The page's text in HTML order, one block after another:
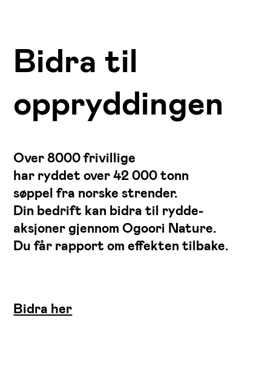
Bidra til
oppryddingen
Over 8000 frivillige
har ryddet over 42 000 tonn
søppel fra norske strender.
Din bedrift kan bidra til rydde-
aksjoner gjennom Ogoori Nature.
Du får rapport om effekten tilbake.
Bidra her